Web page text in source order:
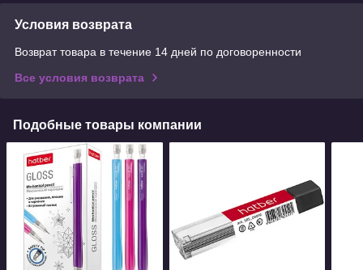
Условия возврата
Возврат товара в течение 14 дней по договоренности
Все условия возврата
Подобные товары компании